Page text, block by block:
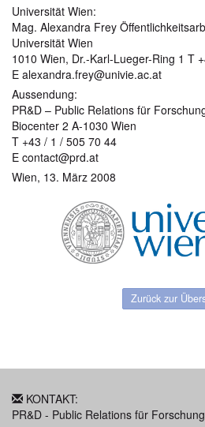
Universität Wien:
Mag. Alexandra Frey
Universität Wien
1010 Wien, Dr.-Karl-Lueger-Ring 1 T
E alexandra.frey@univie.ac.at
Aussendung:
PR&D – Public Relations für
Biocenter 2 A-1030 Wien
T +43 / 1 / 505 70 44
E contact@prd.at
Wien, 13. März 2008
Zurück zur
KONTAKT:
PR&D - Public Relations für